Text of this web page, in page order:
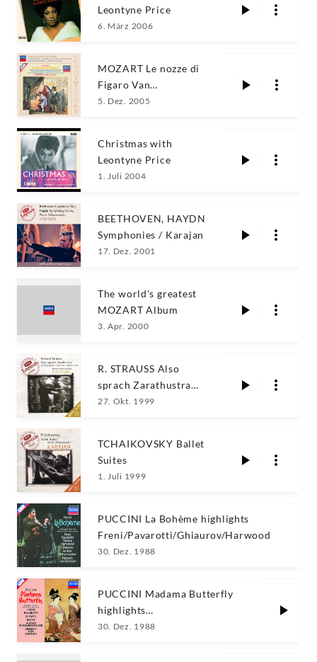
Leontyne Price
6. März 2006
MOZART Le nozze di
Figaro Van
Dam/Cotrubas/Krause
5. Dez. 2005
Christmas with
Leontyne Price
1. Juli 2004
BEETHOVEN, HAYDN
Symphonies / Karajan
17. Dez. 2001
The world's greatest
MOZART Album
3. Apr. 2000
R. STRAUSS Also
sprach Zarathustra
Karajan
27. Okt. 1999
TCHAIKOVSKY Ballet
Suites
1. Juli 1999
PUCCINI La Bohème highlights
Freni/Pavarotti/Ghiaurov/Harwood
30. Dez. 1988
PUCCINI Madama Butterfly
highlights
Freni/Pavarotti/Ludwig/Kerns
30. Dez. 1988